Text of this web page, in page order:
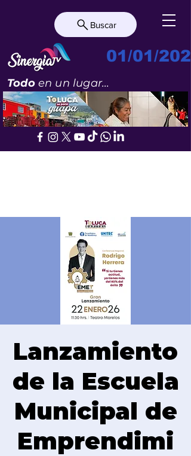
Buscar
01/01/
Todoen un lugar...
Lanzamiento
de la Escuela
Municipal de
Emprendimi